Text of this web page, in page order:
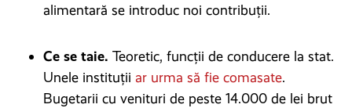
alimentară se introduc noi contribuții.
Ce se taie. Teoretic, funcții de conducere la stat.
Unele instituții ar urma să fie comasate.
Bugetarii cu venituri de peste 14.000 de lei brut